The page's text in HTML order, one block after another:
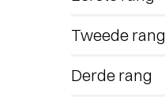
Tweede rang
Derde rang